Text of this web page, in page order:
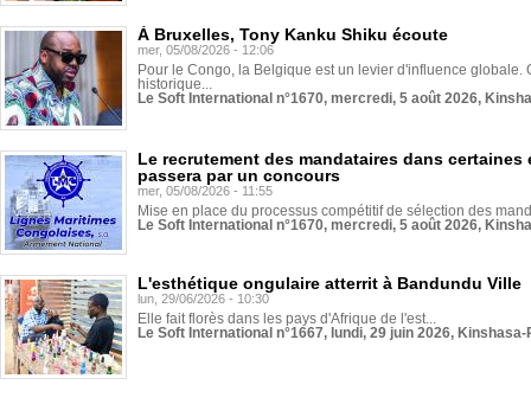
À Bruxelles, Tony Kanku Shiku écoute
mer, 05/08/2026 - 12:06
Pour le Congo, la Belgique est un levier d'influence globale.
historique...
Le Soft International n°1670, mercredi, 5 août 2026,
Le recrutement des mandataires dans
passera par un concours
mer, 05/08/2026 - 11:55
Mise en place du processus compétitif de sélection des
Le Soft International n°1670, mercredi, 5 août 2026,
L'esthétique ongulaire atterrit à Bandundu Ville
lun, 29/06/2026 - 10:30
Elle fait florès dans les pays d'Afrique de l'est...
Le Soft International n°1667, lundi, 29 juin 2026,